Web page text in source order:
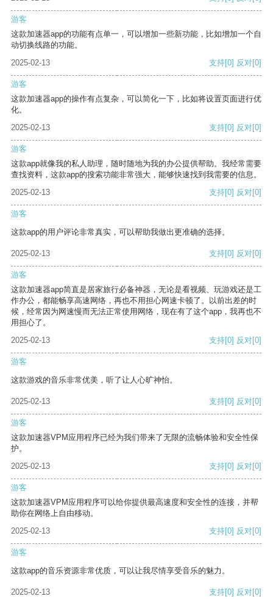
游客
这款加速器app的功能有点单一，可以增加一些新功能，比如增加一个自
动切换线路的功能。
2025-02-13
支持[0] 反对[0]
游客
这款加速器app的操作有点复杂，可以简化一下，比如将设置页面进行优
化。
2025-02-13
支持[0] 反对[0]
游客
这款app就像我的私人助理，随时随地为我的办公提供帮助。我经常需要
查找资料，这款app的搜索功能非常强大，能够快速找到我需要的信息。
2025-02-13
支持[0] 反对[0]
游客
这款app的用户评论非常真实，可以帮助我做出更准确的选择。
2025-02-13 支持[0] 反对[0]
游客
这款加速器app简直是居家旅行必备神器，无论是看视频、玩游戏还是工
作办公，都能畅享高速网络，再也不用担心网速卡顿了。以前出差的时
候，经常因为网速慢而无法正常使用网络，现在有了这个app，我再也不
用担心了。
2025-02-13
支持[0] 反对[0]
游客
这款游戏的音乐非常优美，听了让人心旷神怡。
2025-02-13 支持[0] 反对[0]
游客
这款加速器VPM应用程序已经为我们带来了无限的流畅体验和安全性保
护。
2025-02-13
支持[0] 反对[0]
游客
这款加速器VPM应用程序可以给你提供最高速度和安全性的连接，并帮
助你在网络上自由移动。
2025-02-13
支持[0] 反对[0]
游客
这款app的音乐资源非常优质，可以让我尽情享受音乐的魅力。
2025-02-13 支持[0] 反对[0]